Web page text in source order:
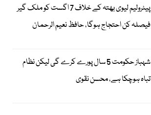
پیٹرولیم لیوی بھتہ کے خلاف 7 اگست کو ملک گیر
فیصلہ کن احتجاج ہوگا، حافظ نعیم الرحمان
شہباز حکومت 5 سال پورے کرے گی لیکن نظام
تباہ ہوچکا ہے، محسن نقوی